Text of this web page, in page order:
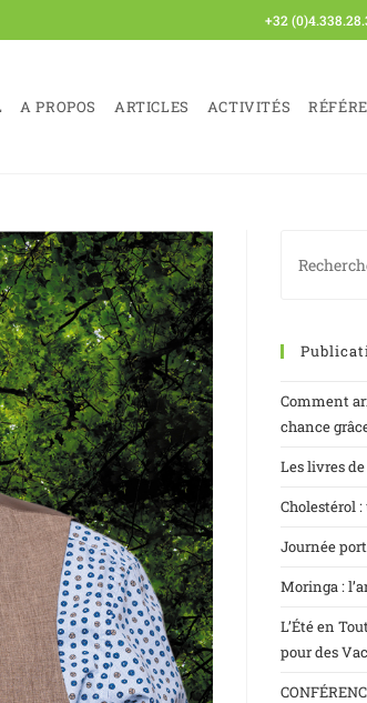
+32
A PROPOS ARTICLES ACTIVITÉS
Comment
chance
Les livres
Cholestérol
Journée
Moringa :
L’Été en
pour des